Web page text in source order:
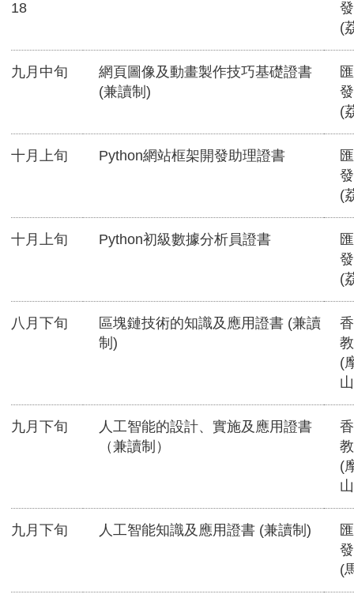
18
(
九月中旬
網頁圖像及動畫製作技巧基礎證書
(兼讀制)
(
十月上旬 Python網站框架開發助理證書
(
十月上旬 Python初級數據分析員證書
(
八月下旬
區塊鏈技術的知識及應用證書 (兼讀
制)
(
九月下旬
人工智能的設計、實施及應用證書
（兼讀制）
(
九月下旬 人工智能知識及應用證書 (兼讀制)
(